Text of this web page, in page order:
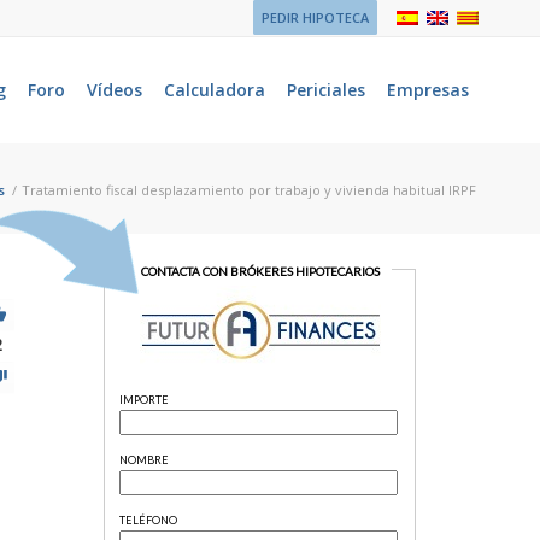
PEDIR HIPOTECA
Foro Vídeos Calculadora Periciales Empresas
/ Tratamiento fiscal desplazamiento por trabajo y vivienda habitual IRPF